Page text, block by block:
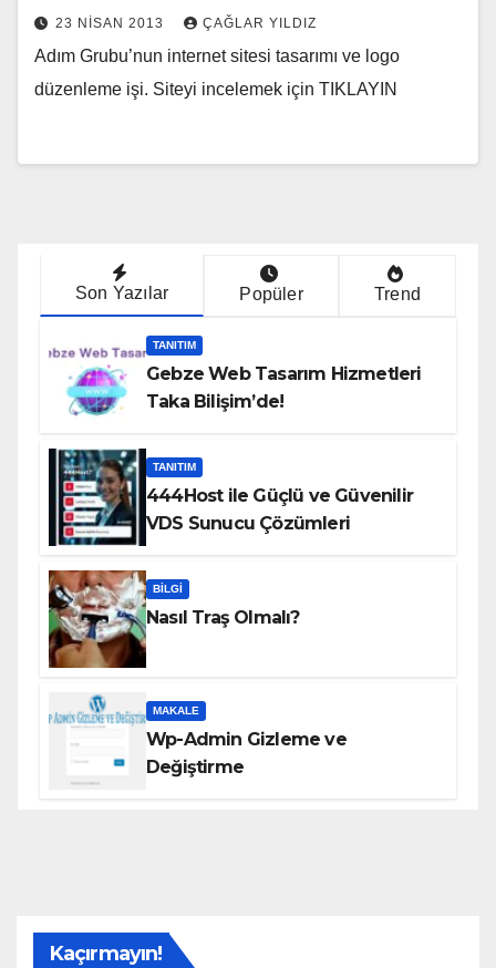
23 NISAN 2013 ÇAĞLAR YILDIZ
Adım Grubu’nun internet sitesi tasarımı ve logo
düzenleme işi. Siteyi incelemek için TIKLAYIN
Son Yazılar Popüler Trend
TANITIM
Gebze Web Tasarım Hizmetleri
Taka Bilişim’de!
TANITIM
444Host ile Güçlü ve Güvenilir
VDS Sunucu Çözümleri
BILGI
Nasıl Traş Olmalı?
MAKALE
Wp-Admin Gizleme ve
Değiştirme
Kaçırmayın!